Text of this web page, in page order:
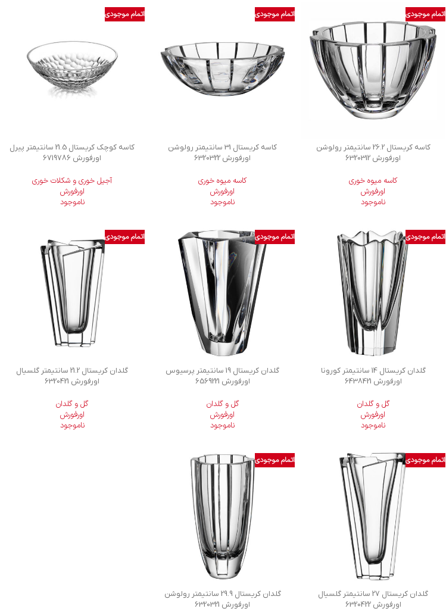
اتمام موجودی
کاسه کریستال 26.2 سانتیمتر رولوشن
اورفورش 6320312
کاسه میوه خوری
اورفورش
ناموجود
اتمام موجودی
کاسه کریستال 31 سانتیمتر رولوشن
اورفورش 6320322
کاسه میوه خوری
اورفورش
ناموجود
اتمام موجودی
کاسه کوچک کریستال 21.5 سانتیمتر پیرل
اورفورش 6719786
آجیل خوری و شکلات خوری
اورفورش
ناموجود
اتمام موجودی
گلدان کریستال 14 سانتیمتر کورونا
اورفورش 6438421
گل و گلدان
اورفورش
ناموجود
اتمام موجودی
گلدان کریستال 19 سانتیمتر پرسیوس
اورفورش 6569221
گل و گلدان
اورفورش
ناموجود
اتمام موجودی
گلدان کریستال 21.2 سانتیمتر گلسیال
اورفورش 6320421
گل و گلدان
اورفورش
ناموجود
اتمام موجودی
گلدان کریستال 27 سانتیمتر گلسیال
اورفورش 6320422
اتمام موجودی
گلدان کریستال 29.9 سانتیمتر رولوشن
اورفورش 6320321